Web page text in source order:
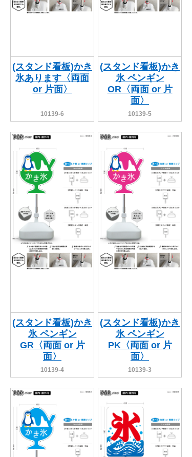
(スタンド看板)かき
氷あります〈両面
or 片面〉
10139-6
(スタンド看板)かき
氷 ペンギン
OR〈両面 or 片
面〉
10139-5
(スタンド看板)かき
氷 ペンギン
GR〈両面 or 片
面〉
10139-4
(スタンド看板)かき
氷 ペンギン
PK〈両面 or 片
面〉
10139-3